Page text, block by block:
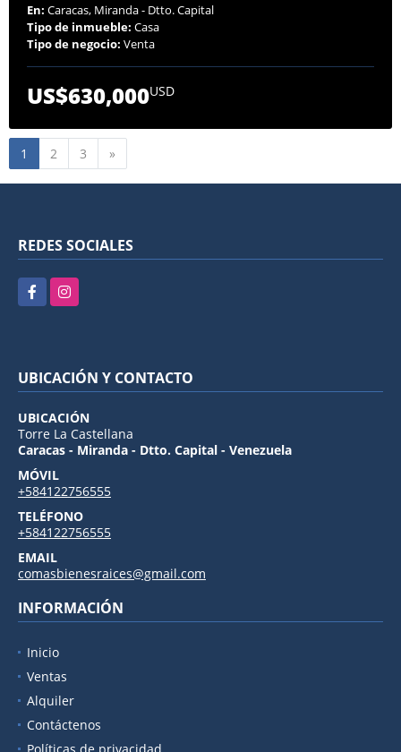
En: Caracas, Miranda - Dtto. Capital
Tipo de inmueble: Casa
Tipo de negocio: Venta
US$630,000USD
1 2 3 »
REDES SOCIALES
FacebookInstagram
UBICACIÓN Y CONTACTO
UBICACIÓN
Torre La Castellana
Caracas - Miranda - Dtto. Capital - Venezuela
MÓVIL
+584122756555
TELÉFONO
+584122756555
EMAIL
comasbienesraices@gmail.com
INFORMACIÓN
Inicio
Ventas
Alquiler
Contáctenos